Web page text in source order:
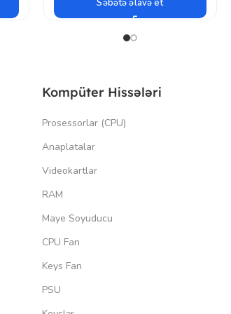
Səbətə əlavə et
Kompüter Hissələri
Prosessorlar (CPU)
Anaplatalar
Videokartlar
RAM
Maye Soyuducu
CPU Fan
Keys Fan
PSU